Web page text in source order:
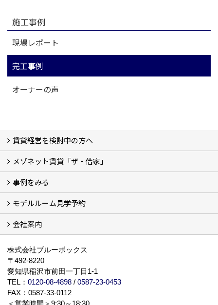
施工事例
現場レポート
完工事例
オーナーの声
賃貸経営を検討中の方へ
私たちの考え方
賃貸経営の成功学
様々な無料サービス
相続税とは
よくあるご質問
メゾネット賃貸「ザ・借家」
ザ・借家について詳しく知る (2)
事例をみる
建設中の現場レポート
完成した建物を見てみる
オーナーの声
モデルルーム見学予約
モデルルーム見学予約
会社案内
BLUE BOXについて
株式会社ブルーボックス
〒492-8220
愛知県稲沢市前田一丁目1-1
TEL： 0120-08-4898 / 0587-23-0453
FAX：0587-33-0112